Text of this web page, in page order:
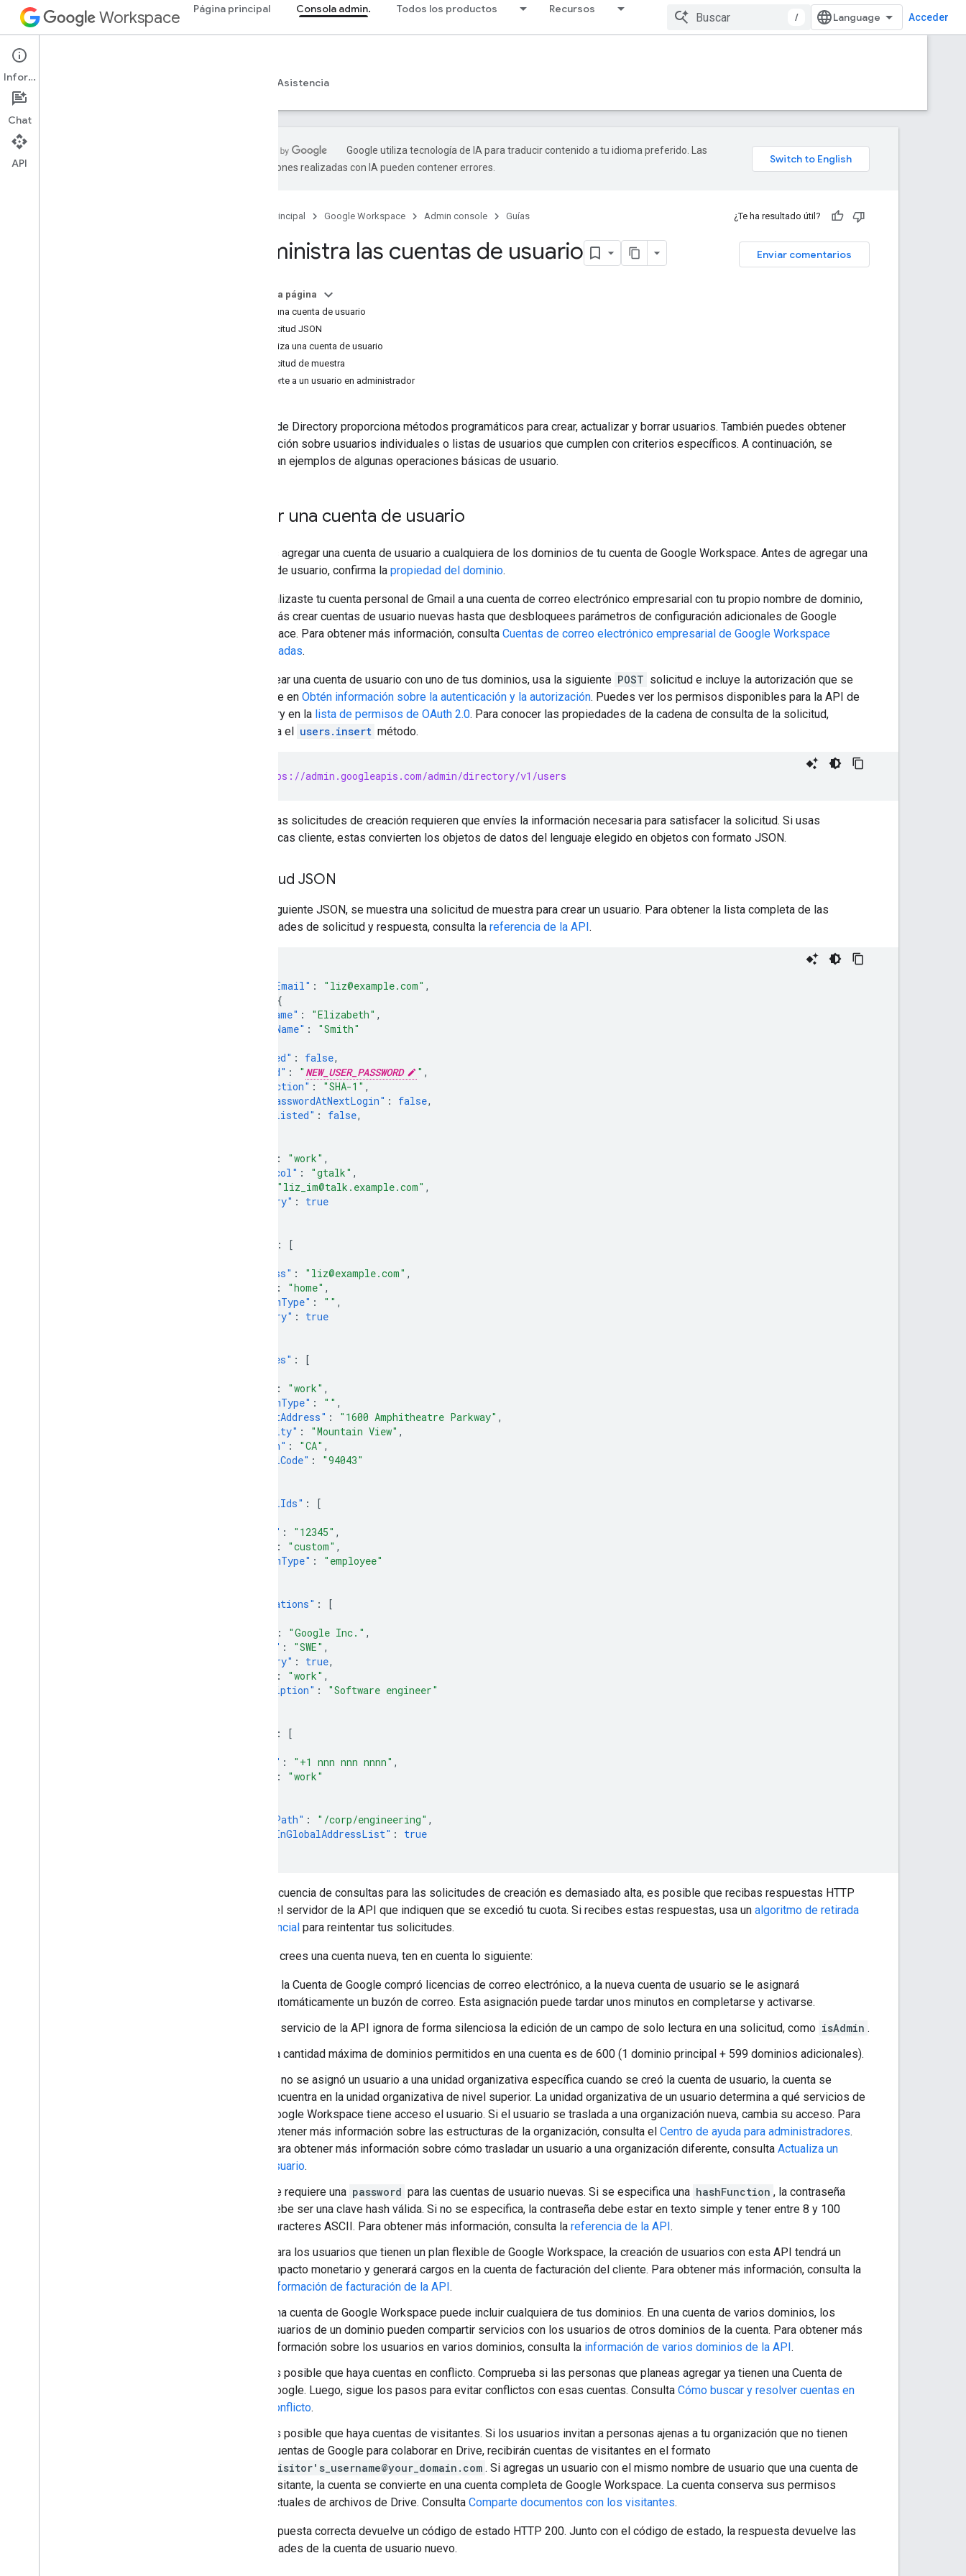
Workspace Página principal Consola admin. Todos los productos Recursos
/ Acceder
Admin console
Descripción general Asistencia
Google utiliza tecnología de IA para traducir contenido a tu idioma preferido. Las
traducciones realizadas con IA pueden contener errores.
Página principal Google Workspace Admin console Guías ¿Te ha resultado útil?
Enviar comentarios
Administra las cuentas de usuario
En esta página
Crear una cuenta de usuario
Solicitud JSON
Actualiza una cuenta de usuario
Solicitud de muestra
Convierte a un usuario en administrador
La API de Directory proporciona métodos programáticos para crear, actualizar y borrar usuarios. También puedes obtener
información sobre usuarios individuales o listas de usuarios que cumplen con criterios específicos. A continuación, se
muestran ejemplos de algunas operaciones básicas de usuario.
Crear una cuenta de usuario
Puedes agregar una cuenta de usuario a cualquiera de los dominios de tu cuenta de Google Workspace. Antes de agregar una
cuenta de usuario, confirma la propiedad del dominio.
Si actualizaste tu cuenta personal de Gmail a una cuenta de correo electrónico empresarial con tu propio nombre de dominio,
no podrás crear cuentas de usuario nuevas hasta que desbloquees parámetros de configuración adicionales de Google
Workspace. Para obtener más información, consulta Cuentas de correo electrónico empresarial de Google Workspace
actualizadas.
Para crear una cuenta de usuario con uno de tus dominios, usa la siguiente POST solicitud e incluye la autorización que se
describe en Obtén información sobre la autenticación y la autorización. Puedes ver los permisos disponibles para la API de
Directory en la lista de permisos de OAuth 2.0. Para conocer las propiedades de la cadena de consulta de la solicitud,
consulta el users.insert método.
POST https://admin.googleapis.com/admin/directory/v1/users
Todas las solicitudes de creación requieren que envíes la información necesaria para satisfacer la solicitud. Si usas
bibliotecas cliente, estas convierten los objetos de datos del lenguaje elegido en objetos con formato JSON.
Solicitud JSON
En el siguiente JSON, se muestra una solicitud de muestra para crear un usuario. Para obtener la lista completa de las
propiedades de solicitud y respuesta, consulta la referencia de la API.
"primaryEmail" : "liz@example.com" ,
{
"givenName" : "Elizabeth" ,
"familyName" :
"Smith"
"suspended" : false,
"password" : " NEW_USER_PASSWORD " ,
"hashFunction" : "SHA-1" ,
"changePasswordAtNextLogin" : false,
"ipWhitelisted" : false,
: "work" ,
"protocol" : "gtalk" ,
"liz_im@talk.example.com" ,
"primary" :
true
:
[
"address" : "liz@example.com" ,
: "home" ,
"customType" : "" ,
"primary" :
true
"addresses" :
[
: "work" ,
"customType" : "" ,
"streetAddress" : "1600 Amphitheatre Parkway" ,
"locality" : "Mountain View" ,
"region" : "CA" ,
"postalCode" :
"94043"
"externalIds" :
[
"value" : "12345" ,
: "custom" ,
"customType" :
"employee"
"organizations" :
[
: "Google Inc." ,
"title" : "SWE" ,
"primary" : true,
: "work" ,
"description" :
"Software engineer"
:
[
"value" : "+1 nnn nnn nnnn" ,
:
"work"
"orgUnitPath" : "/corp/engineering" ,
"includeInGlobalAddressList" :
true
Si la frecuencia de consultas para las solicitudes de creación es demasiado alta, es posible que recibas respuestas HTTP
del servidor de la API que indiquen que se excedió tu cuota. Si recibes estas respuestas, usa un algoritmo de retirada
exponencial para reintentar tus solicitudes.
Cuando crees una cuenta nueva, ten en cuenta lo siguiente:
Si la Cuenta de Google compró licencias de correo electrónico, a la nueva cuenta de usuario se le asignará
automáticamente un buzón de correo. Esta asignación puede tardar unos minutos en completarse y activarse.
El servicio de la API ignora de forma silenciosa la edición de un campo de solo lectura en una solicitud, como isAdmin .
La cantidad máxima de dominios permitidos en una cuenta es de 600 (1 dominio principal + 599 dominios adicionales).
Si no se asignó un usuario a una unidad organizativa específica cuando se creó la cuenta de usuario, la cuenta se
encuentra en la unidad organizativa de nivel superior. La unidad organizativa de un usuario determina a qué servicios de
Google Workspace tiene acceso el usuario. Si el usuario se traslada a una organización nueva, cambia su acceso. Para
obtener más información sobre las estructuras de la organización, consulta el Centro de ayuda para administradores.
Para obtener más información sobre cómo trasladar un usuario a una organización diferente, consulta Actualiza un
usuario.
Se requiere una password para las cuentas de usuario nuevas. Si se especifica una hashFunction , la contraseña
debe ser una clave hash válida. Si no se especifica, la contraseña debe estar en texto simple y tener entre 8 y 100
caracteres ASCII. Para obtener más información, consulta la referencia de la API.
Para los usuarios que tienen un plan flexible de Google Workspace, la creación de usuarios con esta API tendrá un
impacto monetario y generará cargos en la cuenta de facturación del cliente. Para obtener más información, consulta la
información de facturación de la API.
Una cuenta de Google Workspace puede incluir cualquiera de tus dominios. En una cuenta de varios dominios, los
usuarios de un dominio pueden compartir servicios con los usuarios de otros dominios de la cuenta. Para obtener más
información sobre los usuarios en varios dominios, consulta la información de varios dominios de la API.
Es posible que haya cuentas en conflicto. Comprueba si las personas que planeas agregar ya tienen una Cuenta de
Google. Luego, sigue los pasos para evitar conflictos con esas cuentas. Consulta Cómo buscar y resolver cuentas en
conflicto.
Es posible que haya cuentas de visitantes. Si los usuarios invitan a personas ajenas a tu organización que no tienen
Cuentas de Google para colaborar en Drive, recibirán cuentas de visitantes en el formato
visitor's_username@your_domain.com . Si agregas un usuario con el mismo nombre de usuario que una cuenta de
visitante, la cuenta se convierte en una cuenta completa de Google Workspace. La cuenta conserva sus permisos
actuales de archivos de Drive. Consulta Comparte documentos con los visitantes.
Una respuesta correcta devuelve un código de estado HTTP 200. Junto con el código de estado, la respuesta devuelve las
propiedades de la cuenta de usuario nuevo.
Información
Chat
API